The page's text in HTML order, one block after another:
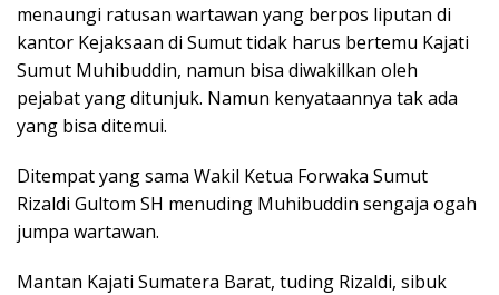
menaungi ratusan wartawan yang berpos liputan di
kantor Kejaksaan di Sumut tidak harus bertemu Kajati
Sumut Muhibuddin, namun bisa diwakilkan oleh
pejabat yang ditunjuk. Namun kenyataannya tak ada
yang bisa ditemui.
Ditempat yang sama Wakil Ketua Forwaka Sumut
Rizaldi Gultom SH menuding Muhibuddin sengaja ogah
jumpa wartawan.
Mantan Kajati Sumatera Barat, tuding Rizaldi, sibuk